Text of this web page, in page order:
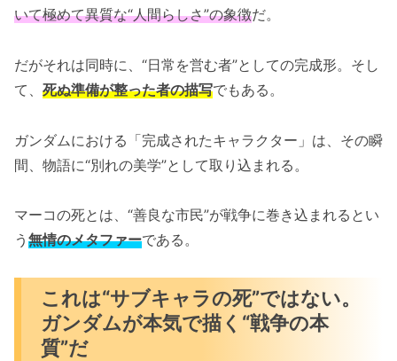
いて極めて異質な“人間らしさ”の象徴だ。
だがそれは同時に、“日常を営む者”としての完成形。そし
て、 死ぬ準備が整った者の描写でもある。
ガンダムにおける「完成されたキャラクター」は、その瞬
間、物語に“別れの美学”として取り込まれる。
マーコの死とは、“善良な市民”が戦争に巻き込まれるとい
う 無情のメタファーである。
これは“サブキャラの死”ではない。
ガンダムが本気で描く“戦争の本
質”だ